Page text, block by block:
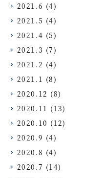
2021.6 (4)
2021.5 (4)
2021.4 (5)
2021.3 (7)
2021.2 (4)
2021.1 (8)
2020.12 (8)
2020.11 (13)
2020.10 (12)
2020.9 (4)
2020.8 (4)
2020.7 (14)